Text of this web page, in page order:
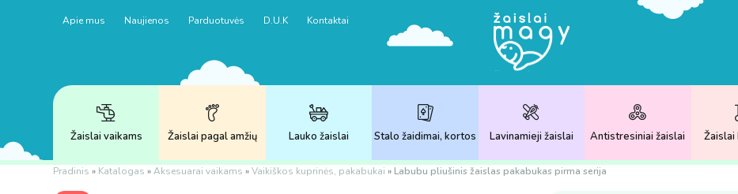
Apie mus Naujienos Parduotuvės D.U.K Kontaktai
Žaislai vaikams Žaislai pagal amžių Lauko žaislai Stalo žaidimai, kortos Lavinamieji žaislai Antistresiniai žaislai Žaislai
Pradinis » Katalogas »Aksesuarai vaikams »Vaikiškos kuprinės, pakabukai » Labubu pliušinis žaislas pakabukas pirma serija